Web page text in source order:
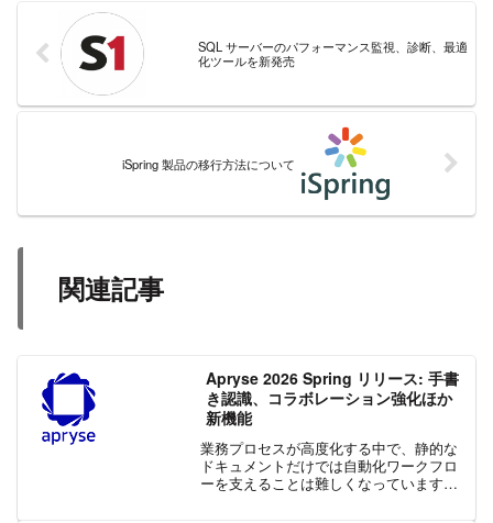
SQL サーバーのパフォーマンス監視、診断、最適
化ツールを新発売
iSpring 製品の移行方法について
関連記事
Apryse 2026 Spring リリース: 手書
き認識、コラボレーション強化ほか
新機能
業務プロセスが高度化する中で、静的な
ドキュメントだけでは自動化ワークフロ
ーを支えることは難しくなっています。